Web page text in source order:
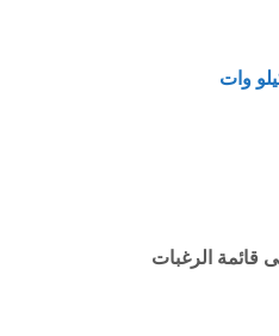
قائمة الرغبات